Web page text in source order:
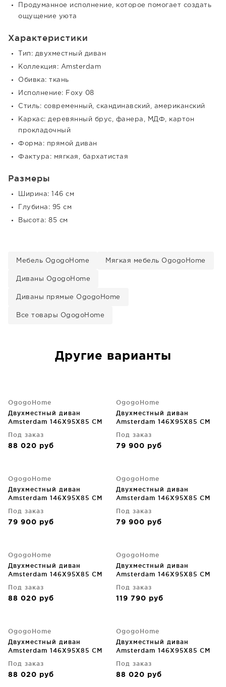
Продуманное исполнение, которое помогает создать
ощущение уюта
Характеристики
Тип: двухместный диван
Коллекция: Amsterdam
Обивка: ткань
Исполнение: Foxy 08
Стиль: современный, скандинавский, американский
Каркас: деревянный брус, фанера, МДФ, картон
прокладочный
Форма: прямой диван
Фактура: мягкая, бархатистая
Размеры
Ширина: 146 см
Глубина: 95 см
Высота: 85 см
Мебель OgogoHome Мягкая мебель OgogoHome
Диваны OgogoHome
Диваны прямые OgogoHome
Все товары OgogoHome
Другие варианты
OgogoHome
Двухместный диван
Amsterdam 146X95X85 CM
Под заказ
88 020 руб
OgogoHome
Двухместный диван
Amsterdam 146X95X85 CM
Под заказ
79 900 руб
OgogoHome
Двухместный диван
Amsterdam 146X95X85 CM
Под заказ
79 900 руб
OgogoHome
Двухместный диван
Amsterdam 146X95X85 CM
Под заказ
79 900 руб
OgogoHome
Двухместный диван
Amsterdam 146X95X85 CM
Под заказ
88 020 руб
OgogoHome
Двухместный диван
Amsterdam 146X95X85 CM
Под заказ
119 790 руб
OgogoHome
Двухместный диван
Amsterdam 146X95X85 CM
Под заказ
88 020 руб
OgogoHome
Двухместный диван
Amsterdam 146X95X85 CM
Под заказ
88 020 руб